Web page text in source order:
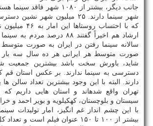
شهر سینما دارند. ۲۵ میلیون شهر
كه با احتساب
ارشاد هم اخیراً گفتند ۸۸ درصد
صورت متوسط هر ایرانی هر ده سال سه بار
شاید، باورش سخت باشد بیشترین جمعیت
دسترسی به سینما ندارند. بر عكس استان
تهران واقع شدهاند و استان هایی داریم كه
سیستان و بلوچستان، كهكیلویه و بویر احمد و
با این چشم انداز غم انگیز، امار تولیدات
بیشتر از ۱۰۰ تا ۱۵۰ عنوان فیلم است